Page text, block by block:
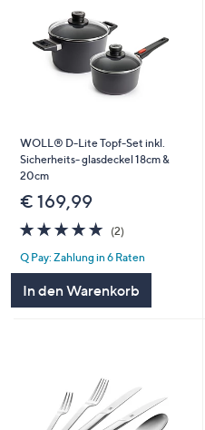
WOLL® D-Lite Topf-Set inkl.
Sicherheits- glasdeckel 18cm &
20cm
€ 169,99
5.0
von
5
(2)
Q Pay: Zahlung in 6 Raten
In den Warenkorb